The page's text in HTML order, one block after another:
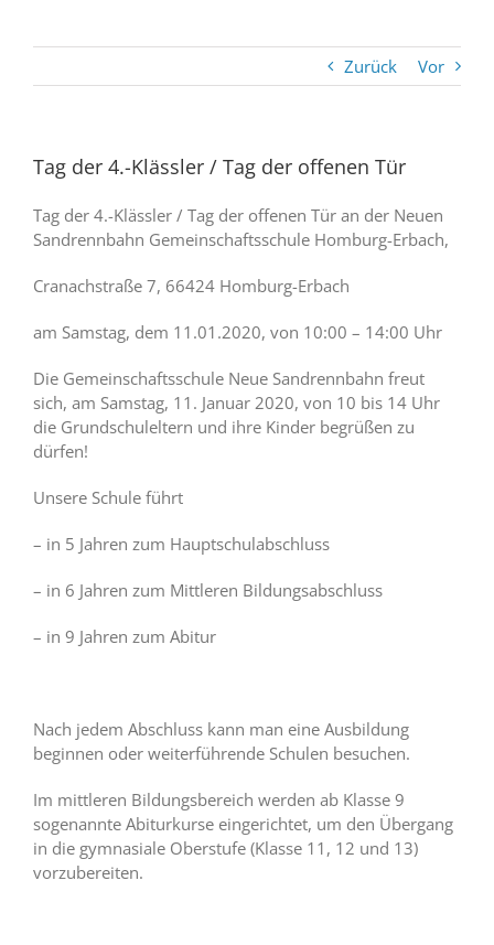
Zurück Vor
Tag der 4.-Klässler / Tag der offenen Tür
Tag der 4.-Klässler / Tag der offenen Tür an der Neuen
Sandrennbahn Gemeinschaftsschule Homburg-Erbach,
Cranachstraße 7, 66424 Homburg-Erbach
am Samstag, dem 11.01.2020, von 10:00 – 14:00 Uhr
Die Gemeinschaftsschule Neue Sandrennbahn freut
sich, am Samstag, 11. Januar 2020, von 10 bis 14 Uhr
die Grundschuleltern und ihre Kinder begrüßen zu
dürfen!
Unsere Schule führt
– in 5 Jahren zum Hauptschulabschluss
– in 6 Jahren zum Mittleren Bildungsabschluss
– in 9 Jahren zum Abitur
Nach jedem Abschluss kann man eine Ausbildung
beginnen oder weiterführende Schulen besuchen.
Im mittleren Bildungsbereich werden ab Klasse 9
sogenannte Abiturkurse eingerichtet, um den Übergang
in die gymnasiale Oberstufe (Klasse 11, 12 und 13)
vorzubereiten.